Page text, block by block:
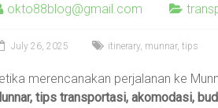
okto88blog@gmail.com
July 26, 2025 itinerary, munnar, tips
merencanakan perjalanan ke
tips transportasi, akomodasi,